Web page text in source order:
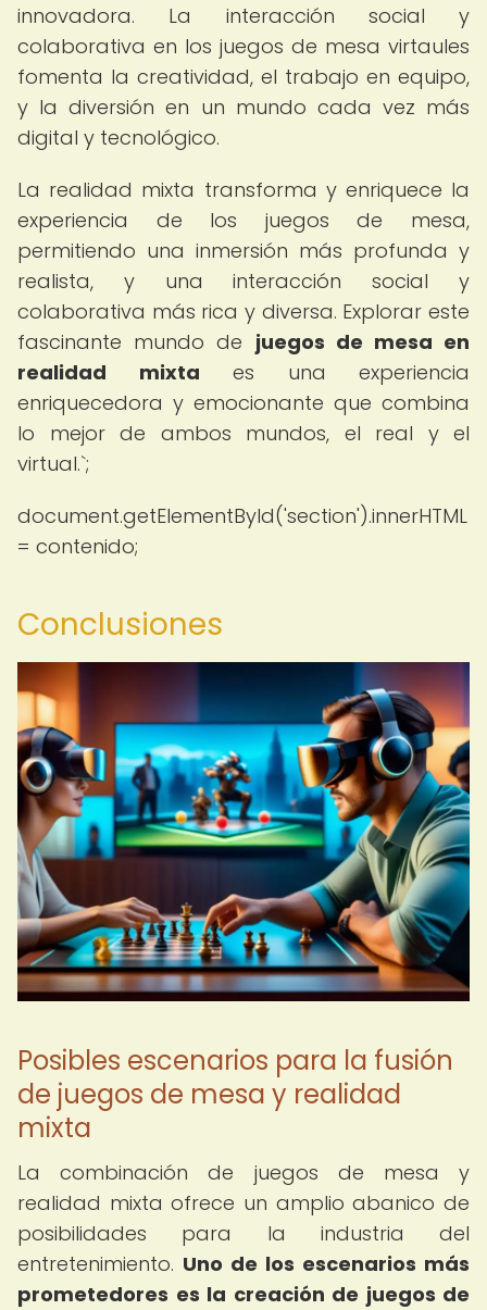
innovadora. La interacción social y
colaborativa en los juegos de mesa virtaules
fomenta la creatividad, el trabajo en equipo,
y la diversión en un mundo cada vez más
digital y tecnológico.
La realidad mixta transforma y enriquece la
experiencia de los juegos de mesa,
permitiendo una inmersión más profunda y
realista, y una interacción social y
colaborativa más rica y diversa. Explorar este
fascinante mundo de juegos de mesa en
realidad mixta es una experiencia
enriquecedora y emocionante que combina
lo mejor de ambos mundos, el real y el
virtual.`;
document.getElementById('section').innerHTML
= contenido;
Conclusiones
Posibles escenarios para la fusión
de juegos de mesa y realidad
mixta
La combinación de juegos de mesa y
realidad mixta ofrece un amplio abanico de
posibilidades para la industria del
entretenimiento. Uno de los escenarios más
prometedores es la creación de juegos de